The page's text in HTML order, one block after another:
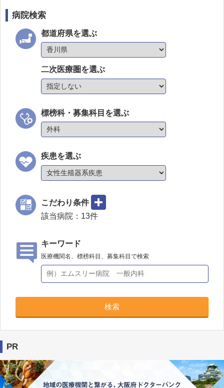
病院検索
都道府県を選ぶ
二次医療圏を選ぶ
標榜科・募集科目を選ぶ
疾患を選ぶ
こだわり条件
該当病院： 13件
キーワード
医療機関名、標榜科目、募集科目で検索
検索
PR